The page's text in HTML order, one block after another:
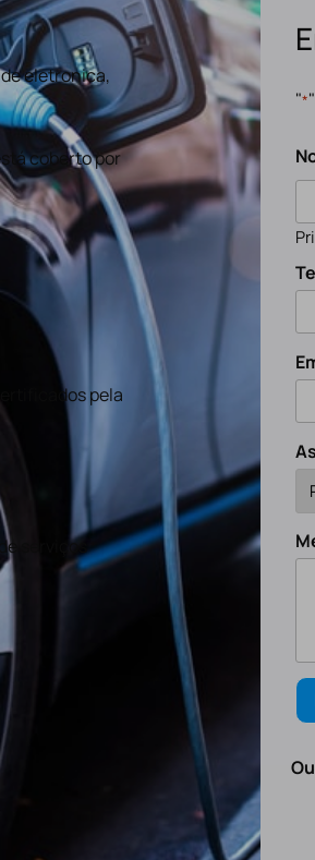
eletronica,
coberto por
pela
serviços
"*